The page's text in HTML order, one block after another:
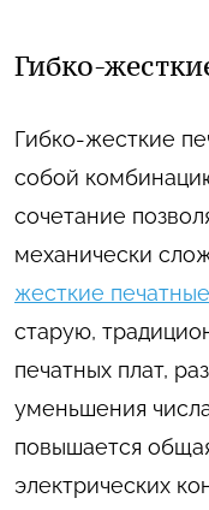
Гибко-
Гибко-жесткие
собой
сочетание
механически
жесткие
старую,
печатных плат,
уменьшения
повышается
электрических